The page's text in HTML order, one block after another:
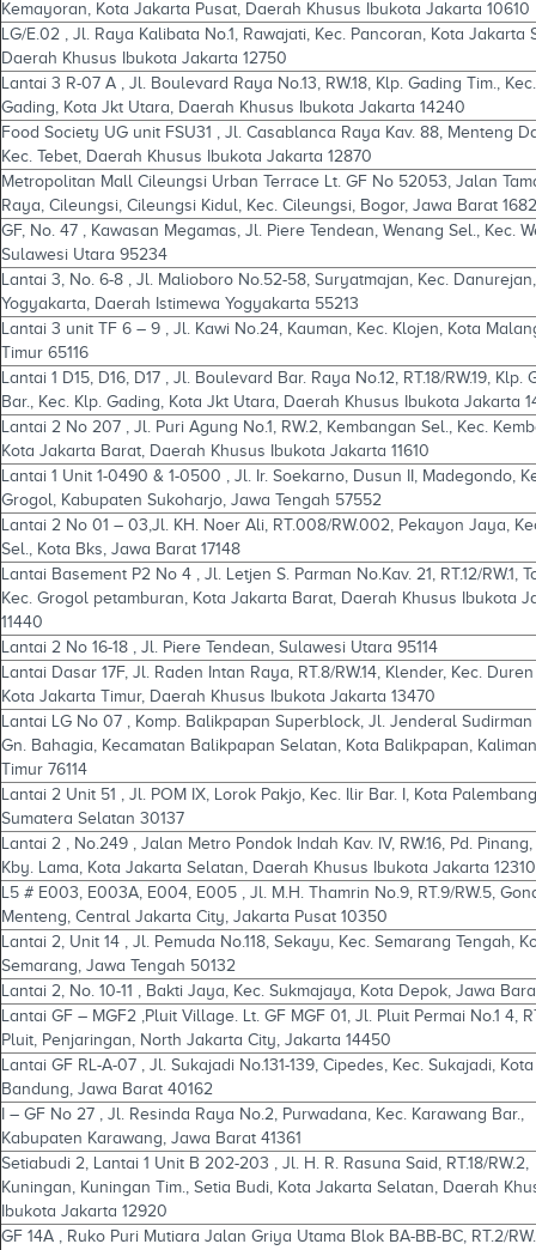
Kemayoran, Kota Jakarta Pusat, Daerah Khusus Ibukota Jakarta 10610
LG/E.02 , Jl. Raya Kalibata No.1, Rawajati, Kec. Pancoran, Kota Jakarta
Daerah Khusus Ibukota Jakarta 12750
Lantai 3 R-07 A , Jl. Boulevard Raya No.13, RW.18, Klp. Gading Tim.,
Gading, Kota Jkt Utara, Daerah Khusus Ibukota Jakarta 14240
Food Society UG unit FSU31 , Jl. Casablanca Raya Kav. 88, Menteng
Kec. Tebet, Daerah Khusus Ibukota Jakarta 12870
Metropolitan Mall Cileungsi Urban Terrace Lt. GF No 52053, Jalan
Raya, Cileungsi, Cileungsi Kidul, Kec. Cileungsi, Bogor, Jawa Barat
GF, No. 47 , Kawasan Megamas, Jl. Piere Tendean, Wenang Sel., Kec.
Sulawesi Utara 95234
Lantai 3, No. 6-8 , Jl. Malioboro No.52-58, Suryatmajan, Kec.
Yogyakarta, Daerah Istimewa Yogyakarta 55213
Lantai 3 unit TF 6 – 9 , Jl. Kawi No.24, Kauman, Kec. Klojen, Kota
Timur 65116
Lantai 1 D15, D16, D17 , Jl. Boulevard Bar. Raya No.12, RT.18/RW.19, Klp.
Bar., Kec. Klp. Gading, Kota Jkt Utara, Daerah Khusus Ibukota Jakarta
Lantai 2 No 207 , Jl. Puri Agung No.1, RW.2, Kembangan Sel., Kec.
Kota Jakarta Barat, Daerah Khusus Ibukota Jakarta 11610
Lantai 1 Unit 1-0490 & 1-0500 , Jl. Ir. Soekarno, Dusun II, Madegondo,
Grogol, Kabupaten Sukoharjo, Jawa Tengah 57552
Lantai 2 No 01 – 03,Jl. KH. Noer Ali, RT.008/RW.002, Pekayon Jaya,
Sel., Kota Bks, Jawa Barat 17148
Lantai Basement P2 No 4 , Jl. Letjen S. Parman No.Kav. 21, RT.12/RW.1,
Kec. Grogol petamburan, Kota Jakarta Barat, Daerah Khusus Ibukota
11440
Lantai 2 No 16-18 , Jl. Piere Tendean, Sulawesi Utara 95114
Lantai Dasar 17F, Jl. Raden Intan Raya, RT.8/RW.14, Klender, Kec.
Kota Jakarta Timur, Daerah Khusus Ibukota Jakarta 13470
Lantai LG No 07 , Komp. Balikpapan Superblock, Jl. Jenderal Sudirman
Gn. Bahagia, Kecamatan Balikpapan Selatan, Kota Balikpapan,
Timur 76114
Lantai 2 Unit 51 , Jl. POM IX, Lorok Pakjo, Kec. Ilir Bar. I, Kota
Sumatera Selatan 30137
Lantai 2 , No.249 , Jalan Metro Pondok Indah Kav. IV, RW.16, Pd. Pinang,
Kby. Lama, Kota Jakarta Selatan, Daerah Khusus Ibukota Jakarta 12310
L5 # E003, E003A, E004, E005 , Jl. M.H. Thamrin No.9, RT.9/RW.5,
Menteng, Central Jakarta City, Jakarta Pusat 10350
Lantai 2, Unit 14 , Jl. Pemuda No.118, Sekayu, Kec. Semarang Tengah,
Semarang, Jawa Tengah 50132
Lantai 2, No. 10-11 , Bakti Jaya, Kec. Sukmajaya, Kota Depok, Jawa
Lantai GF – MGF2 ,Pluit Village. Lt. GF MGF 01, Jl. Pluit Permai No.1 4,
Pluit, Penjaringan, North Jakarta City, Jakarta 14450
Lantai GF RL-A-07 , Jl. Sukajadi No.131-139, Cipedes, Kec. Sukajadi, Kota
Bandung, Jawa Barat 40162
I – GF No 27 , Jl. Resinda Raya No.2, Purwadana, Kec. Karawang Bar.,
Kabupaten Karawang, Jawa Barat 41361
Setiabudi 2, Lantai 1 Unit B 202-203 , Jl. H. R. Rasuna Said, RT.18/RW.2,
Kuningan, Kuningan Tim., Setia Budi, Kota Jakarta Selatan, Daerah
Ibukota Jakarta 12920
GF 14A , Ruko Puri Mutiara Jalan Griya Utama Blok BA-BB-BC, RT.2/